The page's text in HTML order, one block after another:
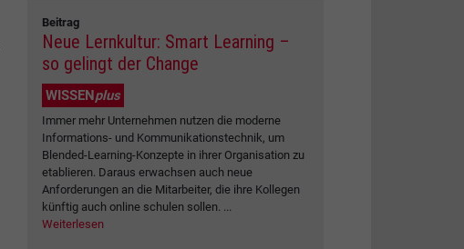
Beitrag
Neue Lernkultur: Smart Learning –
so gelingt der Change
WISSENplus
Immer mehr Unternehmen nutzen die moderne
Informations- und Kommunikationstechnik, um
Blended-Learning-Konzepte in ihrer Organisation zu
etablieren. Daraus erwachsen auch neue
Anforderungen an die Mitarbeiter, die ihre Kollegen
künftig auch online schulen sollen. ...
Weiterlesen